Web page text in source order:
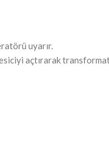
uyarır.
açtırarak